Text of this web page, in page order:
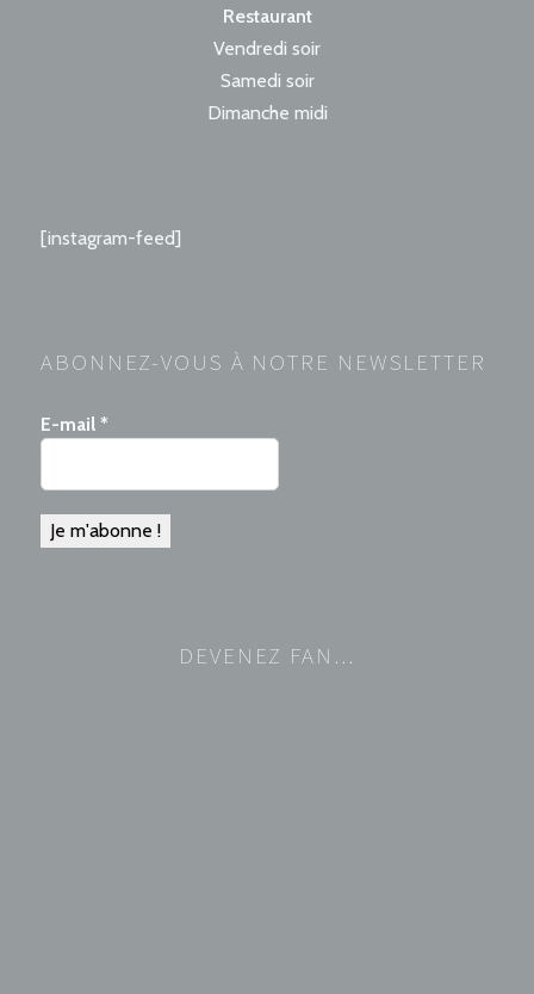
Restaurant
Vendredi soir
Samedi soir
Dimanche midi
[instagram-feed]
ABONNEZ-VOUS À NOTRE NEWSLETTER
E-mail *
DEVENEZ FAN…